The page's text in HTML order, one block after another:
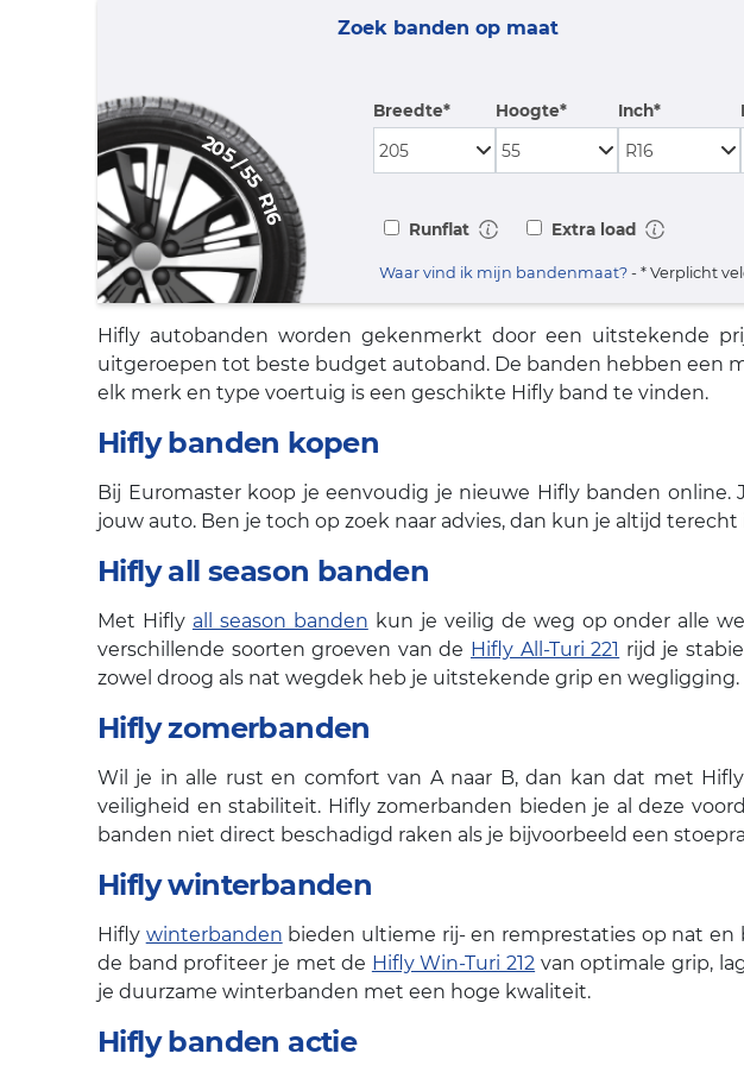
Zoek banden op maat
205/
55
R16
Breedte* Hoogte* Inch*
Runflat Extra load
Waar vind ik mijn bandenmaat? - * Verplicht
Hifly autobanden worden gekenmerkt door een uitstekende
uitgeroepen tot beste budget autoband. De banden hebben een
elk merk en type voertuig is een geschikte Hifly band te vinden.
Hifly banden kopen
Bij Euromaster koop je eenvoudig je nieuwe Hifly banden
jouw auto. Ben je toch op zoek naar advies, dan kun je altijd terecht
Hifly all season banden
Met Hifly all season banden kun je veilig de weg op onder alle
verschillende soorten groeven van de Hifly All-Turi 221 rijd je
zowel droog als nat wegdek heb je uitstekende grip en wegligging.
Hifly zomerbanden
Wil je in alle rust en comfort van A naar B, dan kan dat met Hifly
veiligheid en stabiliteit. Hifly zomerbanden bieden je al deze
banden niet direct beschadigd raken als je bijvoorbeeld een
Hifly winterbanden
Hifly winterbanden bieden ultieme rij- en remprestaties op nat
de band profiteer je met de Hifly Win-Turi 212 van optimale grip,
je duurzame winterbanden met een hoge kwaliteit.
Hifly banden actie